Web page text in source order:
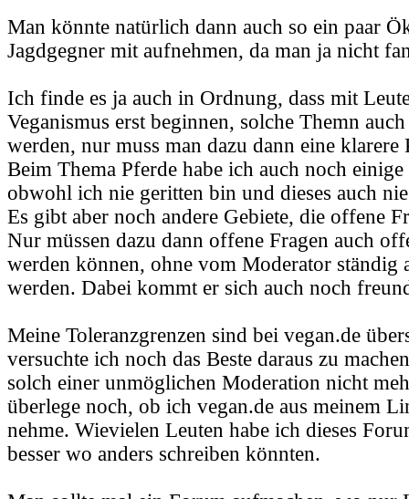
Man könnte natürlich dann auch so ein paar
Jagdgegner mit aufnehmen, da man ja nicht
Ich finde es ja auch in Ordnung, dass mit
Veganismus erst beginnen, solche Themn
werden, nur muss man dazu dann eine klarere
Beim Thema Pferde habe ich auch noch
obwohl ich nie geritten bin und dieses auch
Es gibt aber noch andere Gebiete, die offene
Nur müssen dazu dann offene Fragen auch
werden können, ohne vom Moderator ständig
werden. Dabei kommt er sich auch noch
Meine Toleranzgrenzen sind bei vegan.de
versuchte ich noch das Beste daraus zu
solch einer unmöglichen Moderation nicht
überlege noch, ob ich vegan.de aus meinem
nehme. Wievielen Leuten habe ich dieses
besser wo anders schreiben könnten.